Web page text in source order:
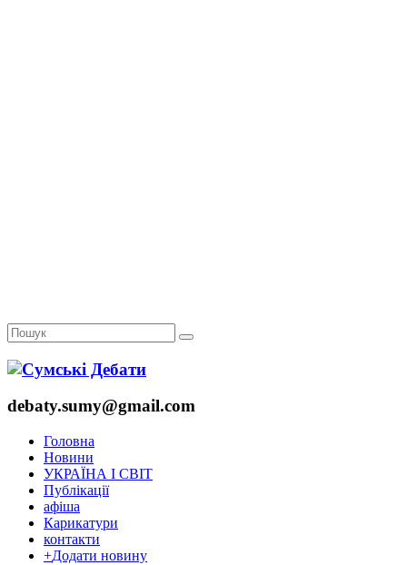
debaty.sumy@gmail.com
Головна
Новини
УКРАЇНА І СВІТ
Публікації
афіша
Карикатури
контакти
+Додати новину